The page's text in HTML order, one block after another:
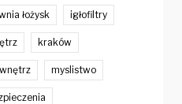
łożysk igłofiltry
kraków
myslistwo